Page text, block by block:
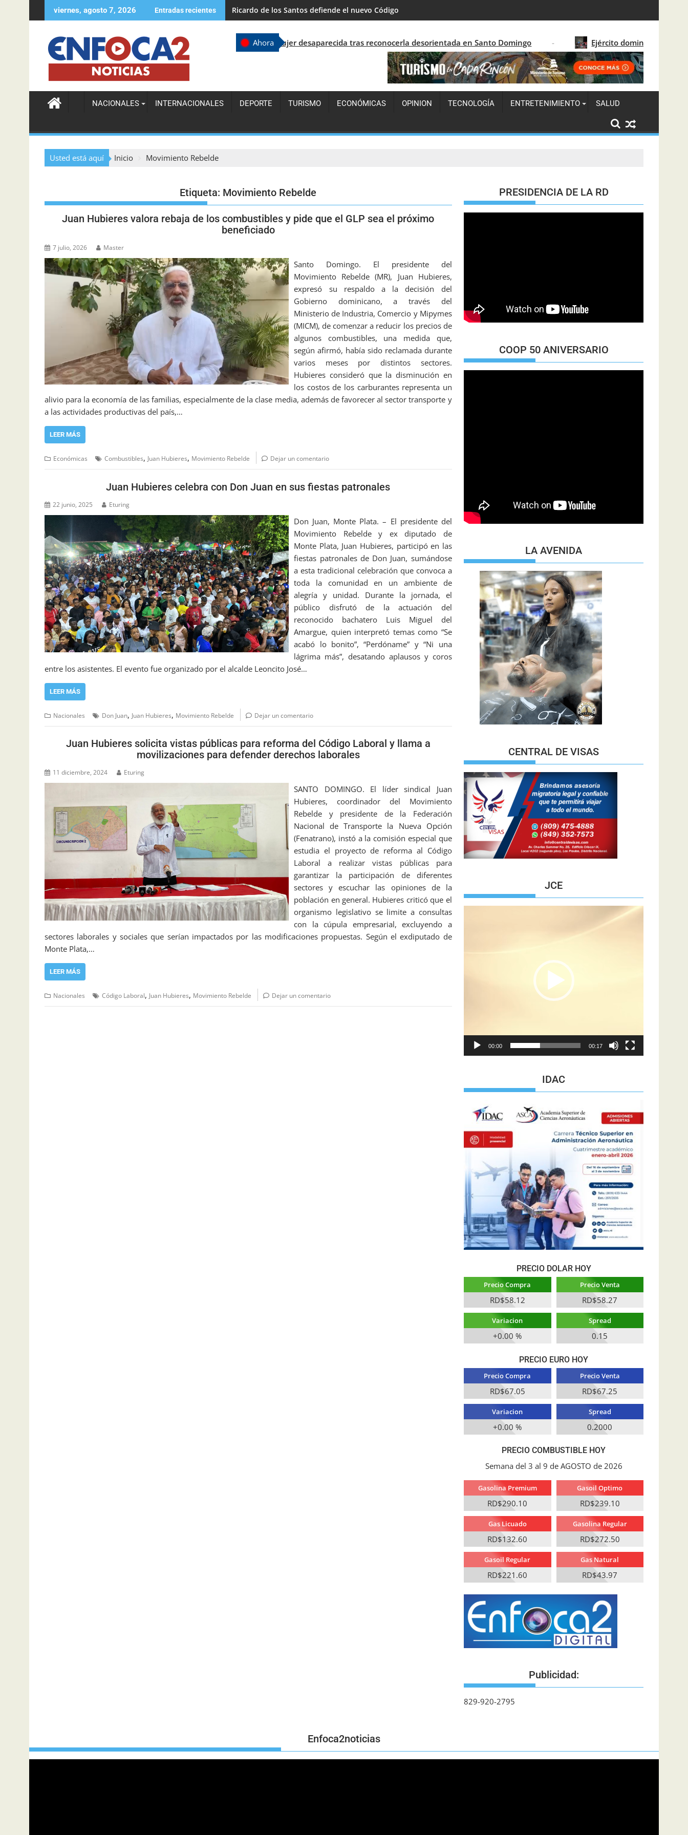
viernes, agosto 7, 2026 Entradas recientes República Dominicana supera los 7.7 millones de visitantes y consolida el crecimiento turístico en 2026
Ahora
Agente de la DIGESETT ayuda a localizar a mujer desaparecida tras reconocerla desorientada en Santo Domingo Ejército dominicano detiene a 122
NACIONALES INTERNACIONALES DEPORTE TURISMO ECONÓMICAS OPINION TECNOLOGÍA ENTRETENIMIENTO SALUD
Usted está aquí Inicio Movimiento Rebelde
Etiqueta: Movimiento Rebelde
Juan Hubieres valora rebaja de los combustibles y pide que el GLP sea el próximo
beneficiado
7 julio, 2026 Master
Santo Domingo. El presidente del
Movimiento Rebelde (MR), Juan Hubieres,
expresó su respaldo a la decisión del
Gobierno dominicano, a través del
Ministerio de Industria, Comercio y Mipymes
(MICM), de comenzar a reducir los precios de
algunos combustibles, una medida que,
según afirmó, había sido reclamada durante
varios meses por distintos sectores.
Hubieres consideró que la disminución en
los costos de los carburantes representa un
alivio para la economía de las familias, especialmente de la clase media, además de favorecer al sector transporte y
a las actividades productivas del país,…
LEER MÁS
Económicas Combustibles, Juan Hubieres, Movimiento Rebelde Dejar un comentario
Juan Hubieres celebra con Don Juan en sus fiestas patronales
22 junio, 2025 Eturing
Don Juan, Monte Plata. – El presidente del
Movimiento Rebelde y ex diputado de
Monte Plata, Juan Hubieres, participó en las
fiestas patronales de Don Juan, sumándose
a esta tradicional celebración que convoca a
toda la comunidad en un ambiente de
alegría y unidad. Durante la jornada, el
público disfrutó de la actuación del
reconocido bachatero Luis Miguel del
Amargue, quien interpretó temas como “Se
acabó lo bonito”, “Perdóname” y “Ni una
lágrima más”, desatando aplausos y coros
entre los asistentes. El evento fue organizado por el alcalde Leoncito José…
LEER MÁS
Nacionales Don Juan, Juan Hubieres, Movimiento Rebelde Dejar un comentario
Juan Hubieres solicita vistas públicas para reforma del Código Laboral y llama a
movilizaciones para defender derechos laborales
11 diciembre, 2024 Eturing
SANTO DOMINGO. El líder sindical Juan
Hubieres, coordinador del Movimiento
Rebelde y presidente de la Federación
Nacional de Transporte la Nueva Opción
(Fenatrano), instó a la comisión especial que
estudia el proyecto de reforma al Código
Laboral a realizar vistas públicas para
garantizar la participación de diferentes
sectores y escuchar las opiniones de la
población en general. Hubieres criticó que el
organismo legislativo se limite a consultas
con la cúpula empresarial, excluyendo a
sectores laborales y sociales que serían impactados por las modificaciones propuestas. Según el exdiputado de
Monte Plata,…
LEER MÁS
Nacionales Código Laboral, Juan Hubieres, Movimiento Rebelde Dejar un comentario
PRESIDENCIA DE LA RD
COOP 50 ANIVERSARIO
LA AVENIDA
CENTRAL DE VISAS
JCE
00:00 00:17
IDAC
PRECIO DOLAR HOY
Precio Compra
RD$58.12
Precio Venta
RD$58.27
Variacion
+0.00 %
Spread
0.15
PRECIO EURO HOY
Precio Compra
RD$67.05
Precio Venta
RD$67.25
Variacion
+0.00 %
Spread
0.2000
PRECIO COMBUSTIBLE HOY
Semana del 3 al 9 de AGOSTO de 2026
Gasolina Premium
RD$290.10
Gasoil Optimo
RD$239.10
Gas Licuado
RD$132.60
Gasolina Regular
RD$272.50
Gasoil Regular
RD$221.60
Gas Natural
RD$43.97
Publicidad:
829-920-2795
Enfoca2noticias